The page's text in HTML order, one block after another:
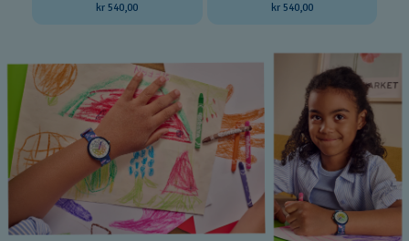
kr 540,00 kr 540,00